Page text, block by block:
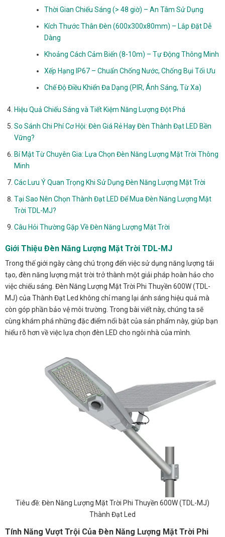
Thời Gian Chiếu Sáng (> 48 giờ) – An Tâm Sử Dụng
Kích Thước Thân Đèn (600x300x80mm) – Lắp Đặt Dễ
Dàng
Khoảng Cách Cảm Biến (8-10m) – Tự Động Thông Minh
Xếp Hạng IP67 – Chuẩn Chống Nước, Chống Bụi Tối Ưu
Chế Độ Điều Khiển Đa Dạng (PIR, Ánh Sáng, Từ Xa)
Hiệu Quả Chiếu Sáng và Tiết Kiệm Năng Lượng Đột Phá
So Sánh Chi Phí Cơ Hội: Đèn Giá Rẻ Hay Đèn Thành Đạt LED Bền
Vững?
Bí Mật Từ Chuyên Gia: Lựa Chọn Đèn Năng Lượng Mặt Trời Thông
Minh
Các Lưu Ý Quan Trọng Khi Sử Dụng Đèn Năng Lượng Mặt Trời
Tại Sao Nên Chọn Thành Đạt LED Để Mua Đèn Năng Lượng Mặt
Trời TDL-MJ?
Câu Hỏi Thường Gặp Về Đèn Năng Lượng Mặt Trời
Giới Thiệu Đèn Năng Lượng Mặt Trời TDL-MJ
Trong thế giới ngày càng chú trọng đến việc sử dụng năng lượng tái
tạo, đèn năng lượng mặt trời trở thành một giải pháp hoàn hảo cho
việc chiếu sáng. Đèn Năng Lượng Mặt Trời Phi Thuyền 600W (TDL-
MJ) của Thành Đạt Led không chỉ mang lại ánh sáng hiệu quả mà
còn góp phần bảo vệ môi trường. Trong bài viết này, chúng ta sẽ
cùng khám phá những đặc điểm nổi bật của sản phẩm này, giúp bạn
hiểu rõ hơn về việc lựa chọn đèn LED cho ngôi nhà của mình.
Tiêu đề: Đèn Năng Lượng Mặt Trời Phi Thuyền 600W (TDL-MJ)
Thành Đạt Led
Tính Năng Vượt Trội Của Đèn Năng Lượng Mặt Trời Phi